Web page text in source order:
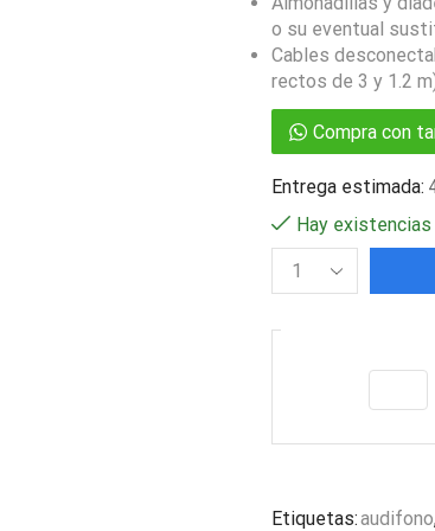
o su eventual
Cables
rectos de 3 y 1.2
Compra con
Entrega estimada:
Hay existencias
Etiquetas:audifono